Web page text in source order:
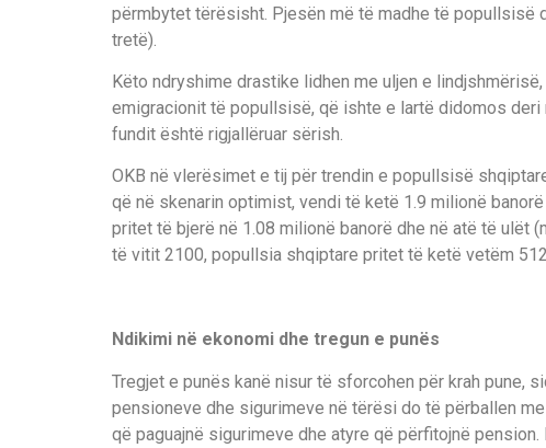
përmbytet tërësisht. Pjesën më të madhe të popullsisë
tretë).
Këto ndryshime drastike lidhen me uljen e
emigracionit të popullsisë, që ishte e lartë didomos
fundit është rigjallëruar sërish.
OKB në vlerësimet e tij për trendin e popullsisë
që në skenarin optimist, vendi të ketë 1.9 milionë
pritet të bjerë në 1.08 milionë banorë dhe në atë të ulët
të vitit 2100, popullsia shqiptare pritet të ketë vetëm
Ndikimi në ekonomi dhe tregun e punës
Tregjet e punës kanë nisur të sforcohen për krah pune,
pensioneve dhe sigurimeve në tërësi do të përballen
që paguajnë sigurimeve dhe atyre që përfitojnë